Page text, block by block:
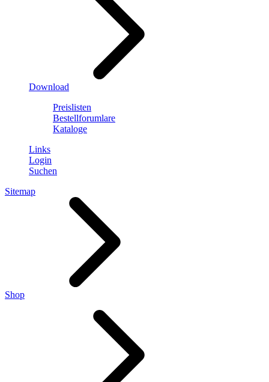
Download
Preislisten
Bestellforumlare
Kataloge
Links
Login
Suchen
Sitemap
Shop